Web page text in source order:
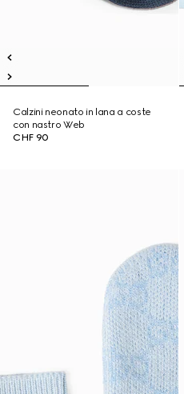
Calzini neonato in lana a coste
con nastro Web
CHF 90